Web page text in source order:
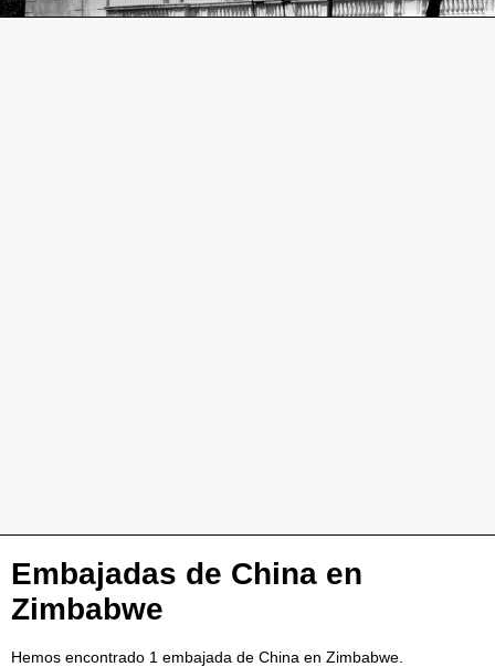
Embajadas de China en
Zimbabwe
Hemos encontrado 1 embajada de China en Zimbabwe.